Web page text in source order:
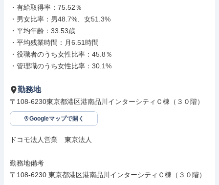
・有給取得率：75.52％
・男女比率：男48.7%、女51.3%
・平均年齢：33.53歳
・平均残業時間：月6.51時間
・役職者のうち女性比率：45.8％
・管理職のうち女性比率：30.1%
勤務地
〒108-6230東京都港区港南品川インターシティＣ棟（３０階）
Googleマップで開く
ドコモ法人営業　東京法人
勤務地備考
〒108-6230 東京都港区港南品川インターシティＣ棟（３０階）